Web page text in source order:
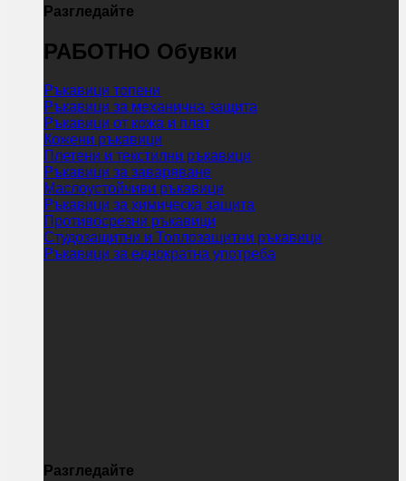
Разгледайте
РАБОТНО Обувки
Ръкавици топени
Ръкавици за механична защита
Ръкавици от кожа и плат
Кожени ръкавици
Плетени и текстилни ръкавици
Ръкавици за заваряване
Маслоустойчиви ръкавици
Ръкавици за химическа защита
Противосрезни ръкавици
Студозащитни и Топлозащитни ръкавици
Ръкавици за еднократна употреба
Разгледайте